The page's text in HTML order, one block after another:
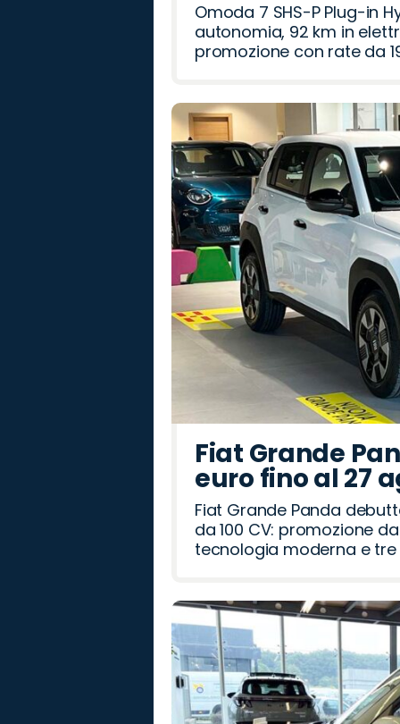
Omoda 7 SHS-P Plug-in
autonomia, 92 km in
promozione con rate da
Fiat Grande
euro fino al 27
Fiat Grande Panda
da 100 CV: promozione
tecnologia moderna e